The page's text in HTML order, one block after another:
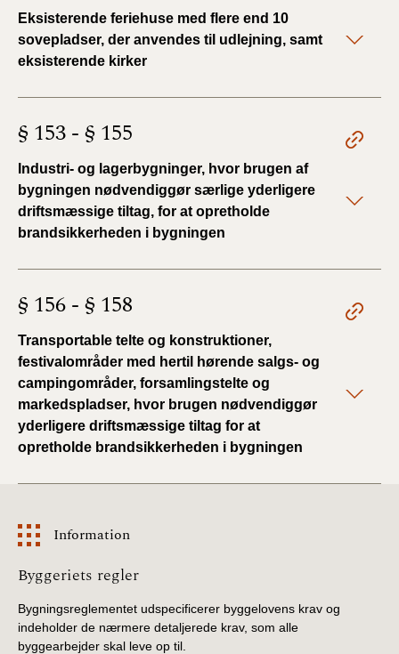
Eksisterende feriehuse med flere end 10
sovepladser, der anvendes til udlejning, samt
eksisterende kirker
§ 153 - § 155
Industri- og lagerbygninger, hvor brugen af
bygningen nødvendiggør særlige yderligere
driftsmæssige tiltag, for at opretholde
brandsikkerheden i bygningen
§ 156 - § 158
Transportable telte og konstruktioner,
festivalområder med hertil hørende salgs- og
campingområder, forsamlingstelte og
markedspladser, hvor brugen nødvendiggør
yderligere driftsmæssige tiltag for at
opretholde brandsikkerheden i bygningen
Information
Information
Byggeriets regler
Bygningsreglementet udspecificerer byggelovens krav og
indeholder de nærmere detaljerede krav, som alle
byggearbejder skal leve op til.